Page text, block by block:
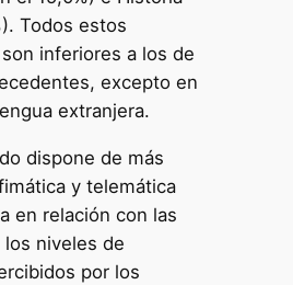
Todos estos
inferiores a los de
excepto en
extranjera.
dispone de más
y telemática
en relación con las
los niveles de
por los